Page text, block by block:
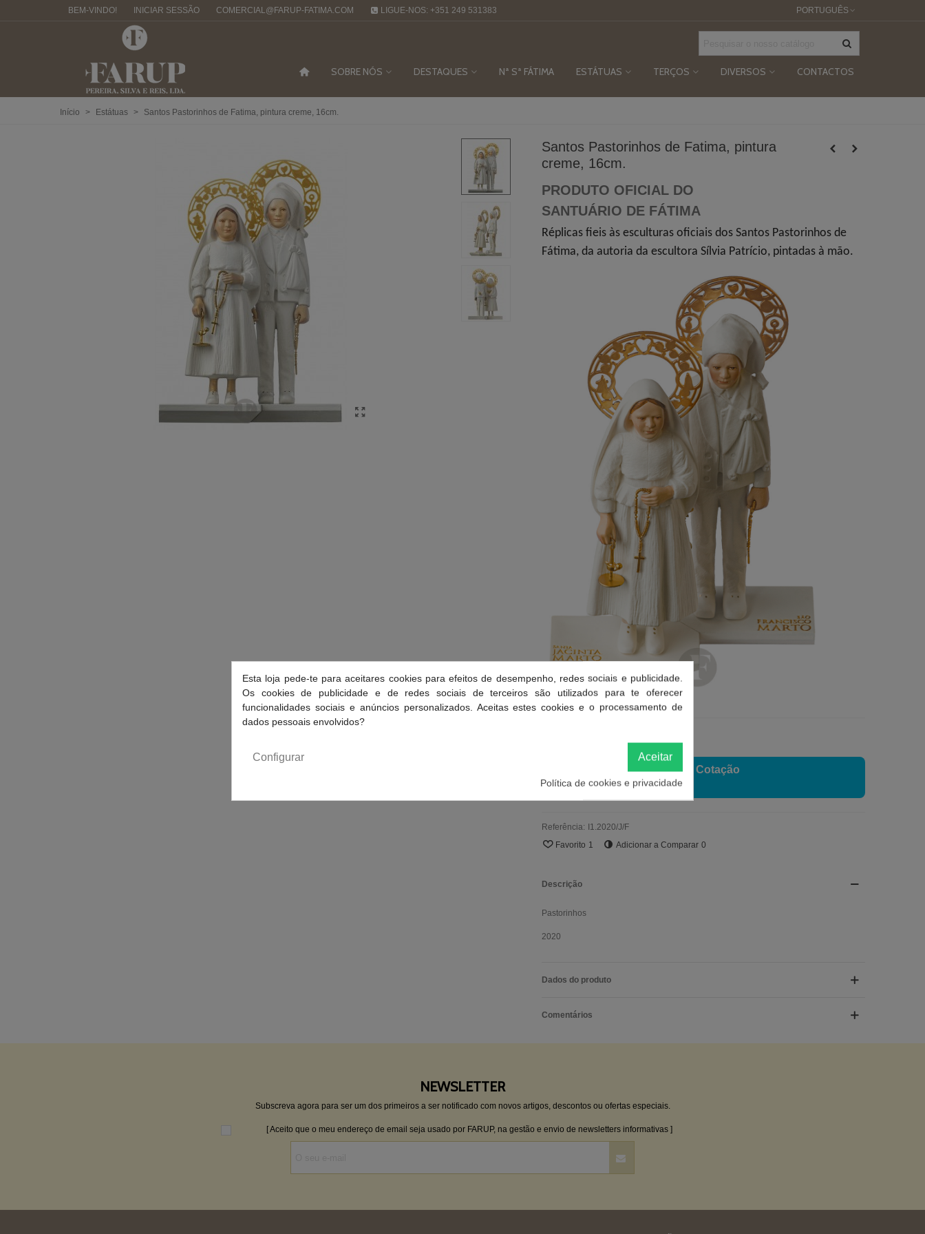
BEM-VINDO! INICIAR SESSÃO COMERCIAL@FARUP-FATIMA.COM LIGUE-NOS: +351 249 531383 PORTUGUÊS
SOBRE NÓS DESTAQUES Nª Sª FÁTIMA ESTÁTUAS TERÇOS DIVERSOS CONTACTOS
Início > Estátuas > Santos Pastorinhos de Fatima, pintura creme, 16cm.
Santos Pastorinhos de Fatima, pintura
creme, 16cm.
PRODUTO OFICIAL DO
SANTUÁRIO DE FÁTIMA
Réplicas fieis às esculturas oficiais dos Santos Pastorinhos de
Fátima, da autoria da escultora Sílvia Patrício, pintadas à mão.
Pedir Cotação
Referência:
I1.2020/J/F
Favorito 1 Adicionar a Comparar 0
Descrição
Pastorinhos
2020
Dados do produto
Comentários
NEWSLETTER
Subscreva agora para ser um dos primeiros a ser notificado com novos artigos, descontos ou ofertas especiais.
[ Aceito que o meu endereço de email seja usado por FARUP, na gestão e envio de newsletters informativas ]
Esta loja pede-te para aceitares cookies para efeitos de desempenho, redes sociais e publicidade.
Os cookies de publicidade e de redes sociais de terceiros são utilizados para te oferecer
funcionalidades sociais e anúncios personalizados. Aceitas estes cookies e o processamento de
dados pessoais envolvidos?
Aceitar
Configurar
Política de cookies e privacidade